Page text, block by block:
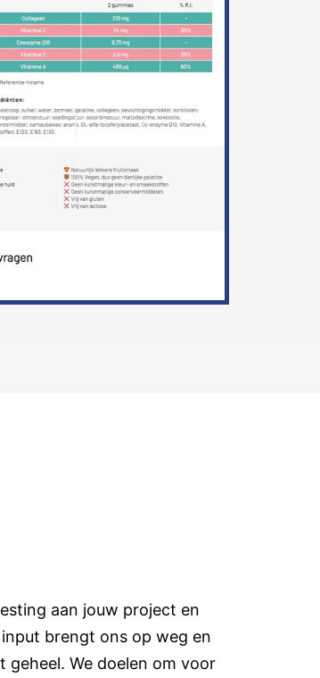
aan jouw project en
brengt ons op weg en
We doelen om voor